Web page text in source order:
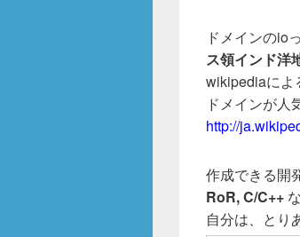
ドメインのio
ス領インド洋
wikipediaによ
ドメインが人
http://
作成できる開
RoR, C/C++
自分は、とり